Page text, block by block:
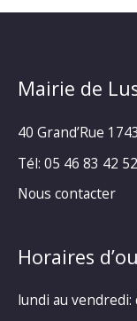
Mairie de
40 Grand’Rue
Tél: 05 46 83 42 52
Nous contacter
Horaires
lundi au vendredi: